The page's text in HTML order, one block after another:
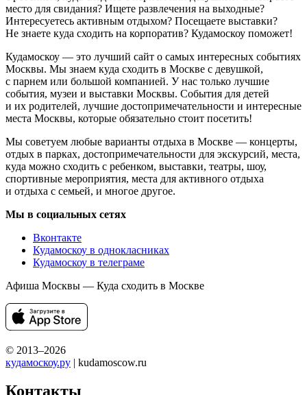
место для свидания? Ищете развлечения на выходные?
Интересуетесь активным отдыхом? Посещаете выставки?
Не знаете куда сходить на корпоратив? Кудамоскоу поможет!
Кудамоскоу — это лучший сайт о самых интересных событиях
Москвы. Мы знаем куда сходить в Москве с девушкой,
с парнем или большой компанией. У нас только лучшие
события, музеи и выставки Москвы. События для детей
и их родителей, лучшие достопримечательности и интересные
места Москвы, которые обязательно стоит посетить!
Мы советуем любые варианты отдыха в Москве — концерты,
отдых в парках, достопримечательности для экскурсий, места,
куда можно сходить с ребенком, выставки, театры, шоу,
спортивные мероприятия, места для активного отдыха
и отдыха с семьей, и многое другое.
Мы в социальных сетях
Вконтакте
Кудамоскоу в однокласниках
Кудамоскоу в телеграме
Афиша Москвы — Куда сходить в Москве
© 2013–2026
кудамоскоу.ру | kudamoscow.ru
Контакты